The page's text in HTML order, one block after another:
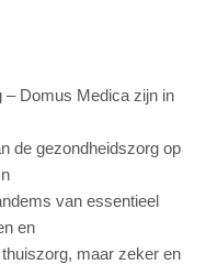
– Domus Medica zijn in
de gezondheidszorg op
van essentieel
en
maar zeker en